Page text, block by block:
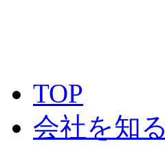
TOP
会社を知る